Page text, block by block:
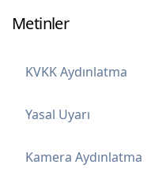
Metinler
KVKK Aydınlatma
Yasal Uyarı
Kamera Aydınlatma